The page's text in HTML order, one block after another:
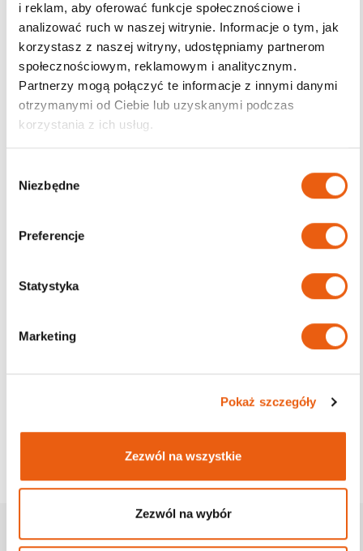
i reklam, aby oferować funkcje społecznościowe i
analizować ruch w naszej witrynie. Informacje o tym, jak
korzystasz z naszej witryny, udostępniamy partnerom
społecznościowym, reklamowym i analitycznym.
Partnerzy mogą połączyć te informacje z innymi danymi
otrzymanymi od Ciebie lub uzyskanymi podczas
korzystania z ich usług.
Niezbędne
Preferencje
Statystyka
Marketing
Pokaż szczegóły
Zezwól na wszystkie
Zezwól na wybór
Darmowa dostawa
od 200zł
Zapisz Się Na Newsletter